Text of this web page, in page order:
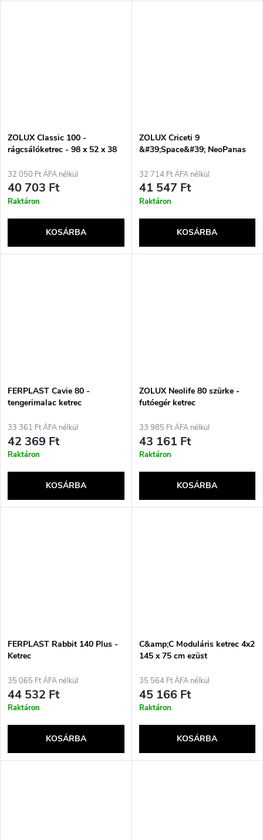
ZOLUX Classic 100 -
rágcsálóketrec - 98 x 52 x 38
32 050 Ft ÁFA nélkül
40 703 Ft
Raktáron
KOSÁRBA
ZOLUX Criceti 9
&#39;Space&#39; NeoPanas
fekete
32 714 Ft ÁFA nélkül
41 547 Ft
Raktáron
KOSÁRBA
FERPLAST Cavie 80 -
tengerimalac ketrec
33 361 Ft ÁFA nélkül
42 369 Ft
Raktáron
KOSÁRBA
ZOLUX Neolife 80 szürke -
futóegér ketrec
33 985 Ft ÁFA nélkül
43 161 Ft
Raktáron
KOSÁRBA
FERPLAST Rabbit 140 Plus -
Ketrec
35 065 Ft ÁFA nélkül
44 532 Ft
Raktáron
KOSÁRBA
C&amp;C Moduláris ketrec 4x2
145 x 75 cm ezüst
35 564 Ft ÁFA nélkül
45 166 Ft
Raktáron
KOSÁRBA